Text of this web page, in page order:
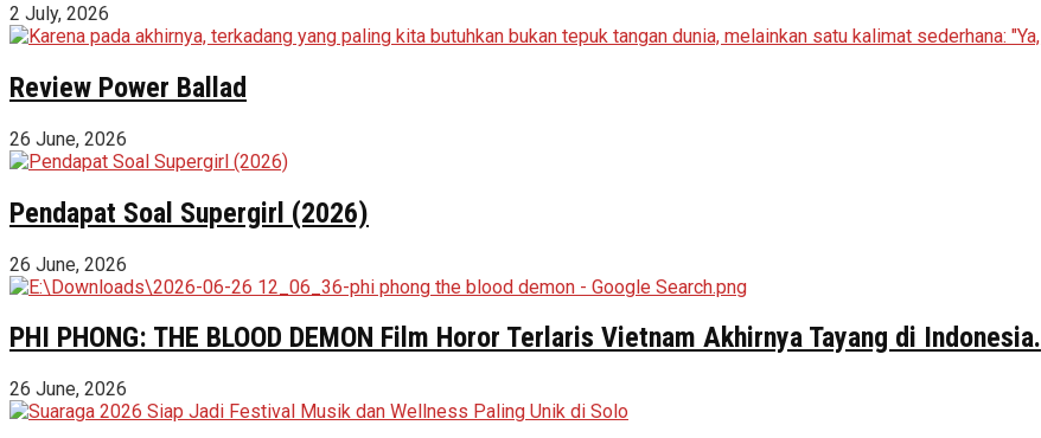
2 July, 2026
Review Power Ballad
26 June, 2026
Pendapat Soal Supergirl (2026)
26 June, 2026
PHI PHONG: THE BLOOD DEMON Film Horor Terlaris Vietnam Akhirnya Tayang di Indonesia.
26 June, 2026